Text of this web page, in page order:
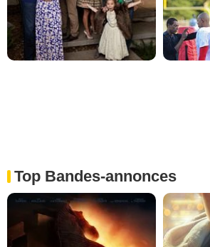
Top Bandes-annonces